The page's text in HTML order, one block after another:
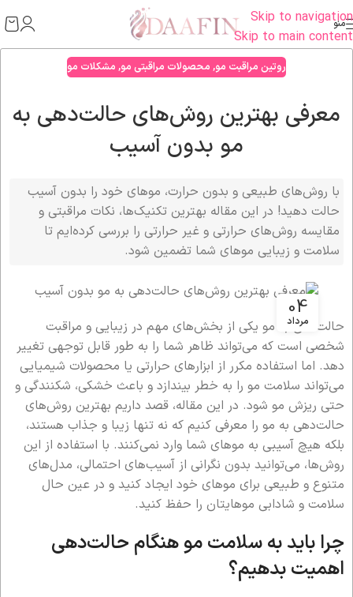
Skip to navigation
Skip to main content
منو
روتین مراقبت مو, محصولات مراقبتی مو, مشکلات مو
معرفی بهترین روش‌های حالت‌دهی به
مو بدون آسیب
با روش‌های طبیعی و بدون حرارت، موهای خود را بدون آسیب
حالت دهید! در این مقاله بهترین تکنیک‌ها، نکات مراقبتی و
مقایسه روش‌های حرارتی و غیر حرارتی را بررسی کرده‌ایم تا
سلامت و زیبایی موهای شما تضمین شود.
04
مرداد
حالت‌دهی به مو یکی از بخش‌های مهم در زیبایی و مراقبت
شخصی است که می‌تواند ظاهر شما را به طور قابل توجهی تغییر
دهد. اما استفاده مکرر از ابزارهای حرارتی یا محصولات شیمیایی
می‌تواند سلامت مو را به خطر بیندازد و باعث خشکی، شکنندگی و
حتی ریزش مو شود. در این مقاله، قصد داریم بهترین روش‌های
حالت‌دهی به مو را معرفی کنیم که نه تنها زیبا و جذاب هستند،
بلکه هیچ آسیبی به موهای شما وارد نمی‌کنند. با استفاده از این
روش‌ها، می‌توانید بدون نگرانی از آسیب‌های احتمالی، مدل‌های
متنوع و طبیعی برای موهای خود ایجاد کنید و در عین حال
سلامت و شادابی موهایتان را حفظ کنید.
چرا باید به سلامت مو هنگام حالت‌دهی
اهمیت بدهیم؟